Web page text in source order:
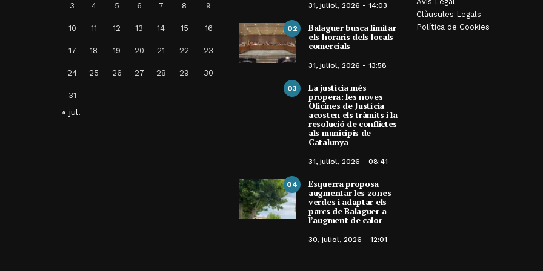
3 4 5 6 7 8 9
10 11 12 13 14 15 16
17 18 19 20 21 22 23
24 25 26 27 28 29 30
31
« jul.
31, juliol, 2026 - 14:03
02 Balaguer busca limitar
els horaris dels locals
comercials
31, juliol, 2026 - 13:58
03 La justícia més
propera: les noves
Oficines de Justícia
acosten els tràmits i la
resolució de conflictes
als municipis de
Catalunya
31, juliol, 2026 - 08:41
04 Esquerra proposa
augmentar les zones
verdes i adaptar els
parcs de Balaguer a
l’augment de calor
30, juliol, 2026 - 12:01
Clàusules Legals
Política de Cookies
Vallverdú
Per
Balaguer Televisió
Del foc i de les brases
Per Rafel Molina
Ponts reubica el
programa de Carlos
Alosa a Sant